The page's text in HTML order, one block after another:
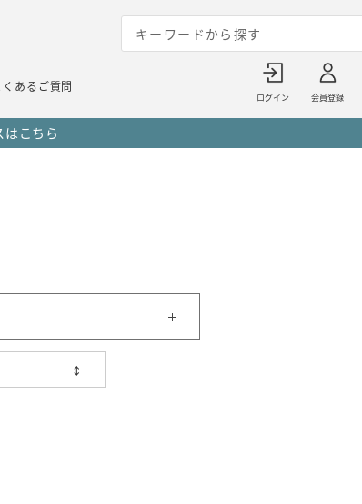
くあるご質問
ログイン 会員登録
はこちら